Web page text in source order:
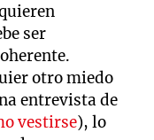
ser
otro miedo
entrevista de
vestirse), lo